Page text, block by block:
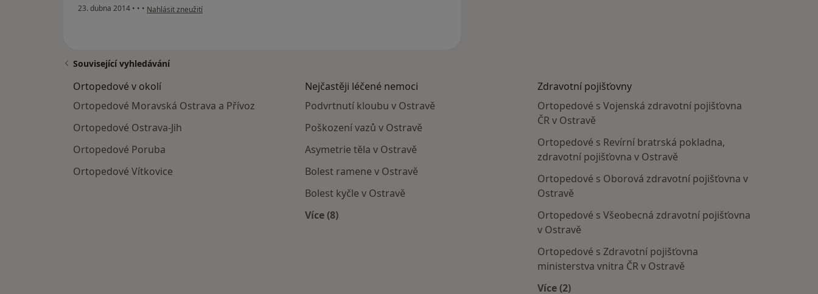
23. dubna 2014 • • • podle názoru uživatele Váš účet byl odstraněn
Nahlásit zneužití
Související vyhledávání
Ortopedové v okolí
Ortopedové Moravská Ostrava a Přívoz
Ortopedové Ostrava-Jih
Ortopedové Poruba
Ortopedové Vítkovice
Nejčastěji léčené nemoci
Podvrtnutí kloubu v Ostravě
Poškození vazů v Ostravě
Asymetrie těla v Ostravě
Bolest ramene v Ostravě
Bolest kyčle v Ostravě
Více (8)
Zdravotní pojišťovny
Ortopedové s Vojenská zdravotní pojišťovna
ČR v Ostravě
Ortopedové s Revírní bratrská pokladna,
zdravotní pojišťovna v Ostravě
Ortopedové s Oborová zdravotní pojišťovna v
Ostravě
Ortopedové s Všeobecná zdravotní pojišťovna
v Ostravě
Ortopedové s Zdravotní pojišťovna
ministerstva vnitra ČR v Ostravě
Více (2)